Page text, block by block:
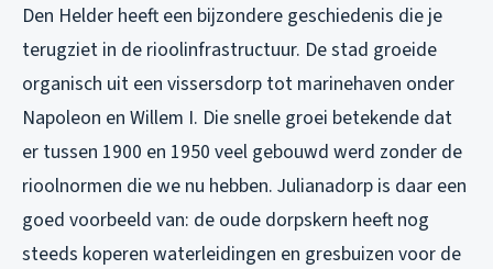
Den Helder heeft een bijzondere geschiedenis die je
terugziet in de rioolinfrastructuur. De stad groeide
organisch uit een vissersdorp tot marinehaven onder
Napoleon en Willem I. Die snelle groei betekende dat
er tussen 1900 en 1950 veel gebouwd werd zonder de
rioolnormen die we nu hebben. Julianadorp is daar een
goed voorbeeld van: de oude dorpskern heeft nog
steeds koperen waterleidingen en gresbuizen voor de